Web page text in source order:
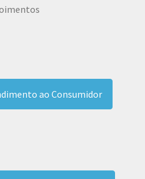
ao Consumidor